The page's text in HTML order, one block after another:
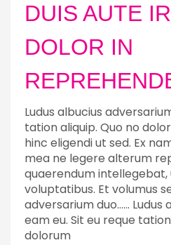
DUIS AUTE
DOLOR IN
Ludus albucius
tation aliquip. Quo no
hinc eligendi ut sed. Ex
mea ne legere alterum
quaerendum
voluptatibus. Et volumus
adversarium duo…… Ludus
eam eu. Sit eu reque
dolorum